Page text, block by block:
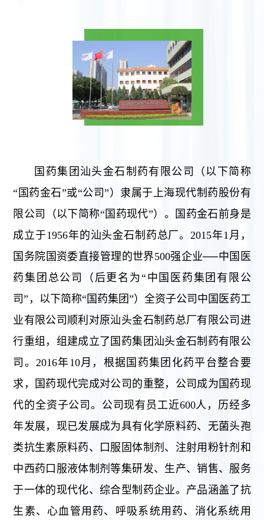
国药集团汕头金石制药有限公司（以下简称
“国药金石”或“公司”）隶属于上海现代制药股份有
限公司（以下简称“国药现代”）。国药金石前身是
成立于1956年的汕头金石制药总厂。2015年1月，
国务院国资委直接管理的世界500强企业──中国医
药集团总公司（后更名为“中国医药集团有限公
司”，以下简称“国药集团”）全资子公司中国医药工
业有限公司顺利对原汕头金石制药总厂有限公司进
行重组，组建成立了国药集团汕头金石制药有限公
司。2016年10月，根据国药集团化药平台整合要
求，国药现代完成对公司的重整，公司成为国药现
代的全资子公司。公司现有员工近600人，历经多
年发展，现已发展成为具有化学原料药、无菌头孢
类抗生素原料药、口服固体制剂、注射用粉针剂和
中西药口服液体制剂等集研发、生产、销售、服务
于一体的现代化、综合型制药企业。产品涵盖了抗
生素、心血管用药、呼吸系统用药、消化系统用